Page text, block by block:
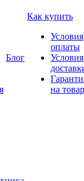
Блог
Как купить
Условия
оплаты
Условия
на товар